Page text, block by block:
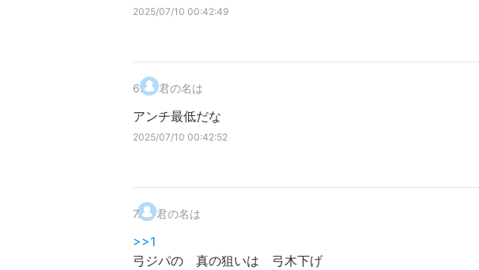
2025/07/10 00:42:49
6. 君の名は
アンチ最低だな
2025/07/10 00:42:52
7. 君の名は
>>1
弓ジパの 真の狙いは 弓木下げ